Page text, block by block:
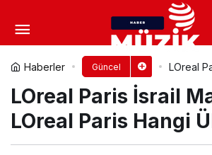
Haberler Güncel LOreal
LOreal Paris İsrail
LOreal Paris Hangi
Fuse Tea İsrail
Tea Hangi Ülkenin?
Yorum Yap